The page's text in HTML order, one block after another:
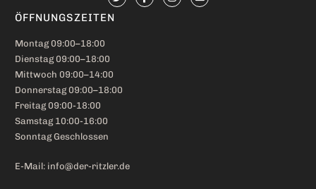
ÖFFNUNGSZEITEN
Montag 09:00–18:00
Dienstag 09:00–18:00
Mittwoch 09:00–14:00
Donnerstag 09:00–18:00
Freitag 09:00-18:00
Samstag 10:00-16:00
Sonntag Geschlossen
E-Mail: info@der-ritzler.de